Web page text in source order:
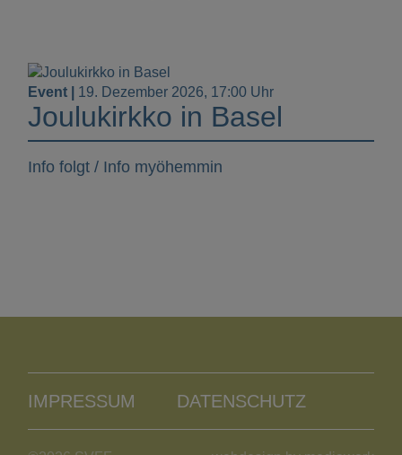
Event | 19. Dezember 2026, 17:00 Uhr
Joulukirkko in Basel
Info folgt / Info myöhemmin
IMPRESSUM DATENSCHUTZ